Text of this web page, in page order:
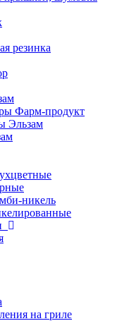
резинка
Фарм-продукт
Эльзам
никель
на гриле